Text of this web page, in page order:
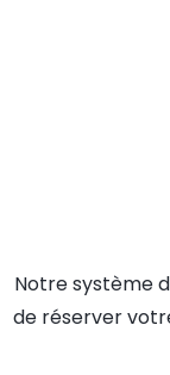
Notre système
de réserver